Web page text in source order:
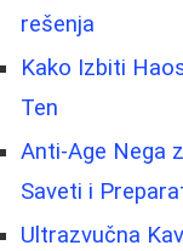
rešenja
Kako Izbiti
Ten
Anti-Age Nega
Saveti i
Ultrazvučna